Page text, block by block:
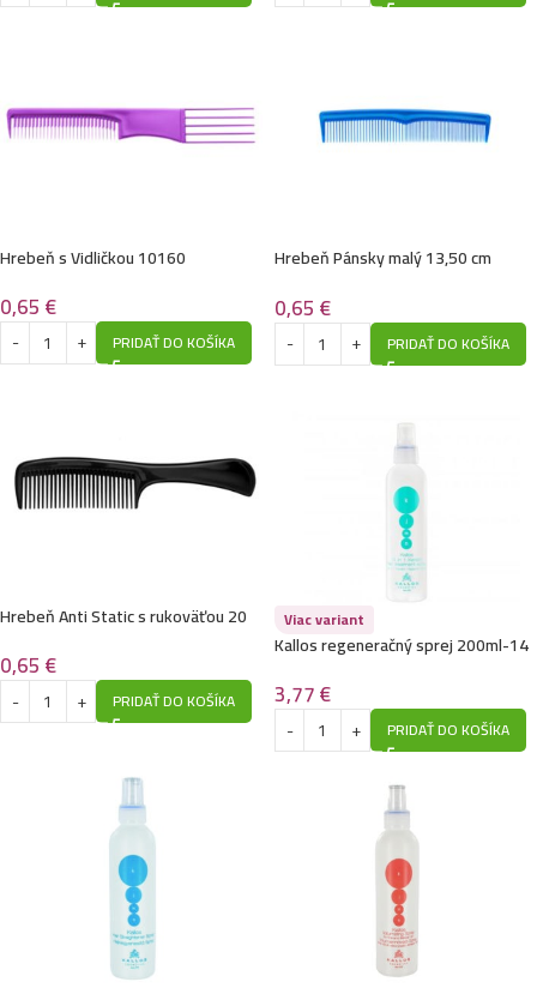
Hrebeň s Vidličkou 10160
0,65€
PRIDAŤ DO KOŠÍKA
Hrebeň Pánsky malý 13,50 cm
0,65€
PRIDAŤ DO KOŠÍKA
Hrebeň Anti Static s rukoväťou 20
0,65€
PRIDAŤ DO KOŠÍKA
Viac variant
Kallos regeneračný sprej 200ml-14
3,77€
PRIDAŤ DO KOŠÍKA